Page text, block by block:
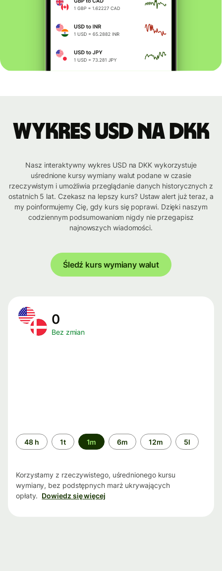
Wykres USD na DKK
Nasz interaktywny wykres USD na DKK wykorzystuje
uśrednione kursy wymiany walut podane w czasie
rzeczywistym i umożliwia przeglądanie danych historycznych z
ostatnich 5 lat. Czekasz na lepszy kurs? Ustaw alert już teraz, a
my poinformujemy Cię, gdy kurs się poprawi. Dzięki naszym
codziennym podsumowaniom nigdy nie przegapisz
najnowszych wiadomości.
Śledź kurs wymiany walut
0
Bez zmian
Przedział
czasu
48 h 1t 1m 6m 12m 5l
Korzystamy z rzeczywistego, uśrednionego kursu
wymiany, bez podstępnych marż ukrywających
opłaty. Dowiedz się więcej